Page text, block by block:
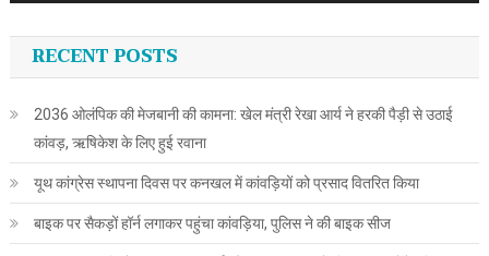
RECENT POSTS
2036 ओलंपिक की मेजबानी की कामना: खेल मंत्री रेखा आर्य ने हरकी पैड़ी से उठाई
कांवड़, ऋषिकेश के लिए हुई रवाना
यूथ कांग्रेस स्थापना दिवस पर कनखल में कांवड़ियों को प्रसाद वितरित किया
बाइक पर सैकड़ों हॉर्न लगाकर पहुंचा कांवड़िया, पुलिस ने की बाइक सीज